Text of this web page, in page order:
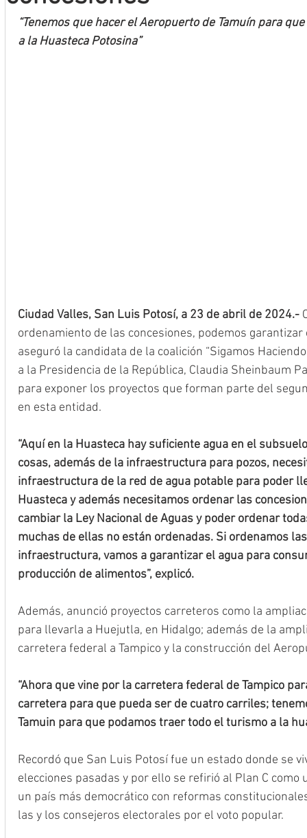
“Tenemos que hacer el Aeropuerto de Tamuín para
a la Huasteca Potosina”
Ciudad Valles, San Luis Potosí, a 23 de abril de 2024.-
ordenamiento de las concesiones, podemos
aseguró la candidata de la coalición “Sigamos
a la Presidencia de la República, Claudia Sheinbaum
para exponer los proyectos que forman parte del
en esta entidad.
“Aquí en la Huasteca hay suficiente agua en el
cosas, además de la infraestructura para pozos,
infraestructura de la red de agua potable para poder
Huasteca y además necesitamos ordenar las
cambiar la Ley Nacional de Aguas y poder ordenar
muchas de ellas no están ordenadas. Si ordenamos
infraestructura, vamos a garantizar el agua para
producción de alimentos”, explicó.
Además, anunció proyectos carreteros como la
para llevarla a Huejutla, en Hidalgo; además de la
carretera federal a Tampico y la construcción del
“Ahora que vine por la carretera federal de Tampico
carretera para que pueda ser de cuatro carriles;
Tamuin para que podamos traer todo el turismo a la
Recordó que San Luis Potosí fue un estado donde se
elecciones pasadas y por ello se refirió al Plan C
un país más democrático con reformas
las y los consejeros electorales por el voto popular.